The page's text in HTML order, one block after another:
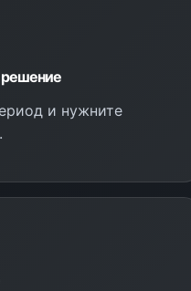
решение
и нужните